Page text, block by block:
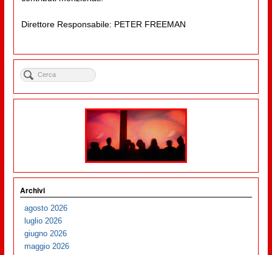
Direttore Responsabile: PETER FREEMAN
Archivi
agosto 2026
luglio 2026
giugno 2026
maggio 2026